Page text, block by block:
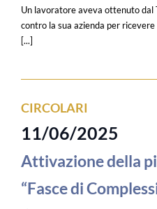
Un lavoratore aveva ottenuto dal
contro la sua azienda per
[...]
CIRCOLARI
11/06/2025
Attivazione della
“Fasce di